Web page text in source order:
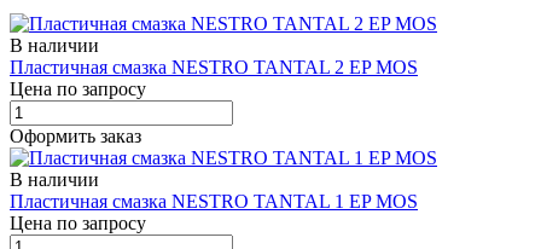
В наличии
Пластичная смазка NESTRO TANTAL 2 EP MOS
Цена по запросу
Оформить заказ
В наличии
Пластичная смазка NESTRO TANTAL 1 EP MOS
Цена по запросу